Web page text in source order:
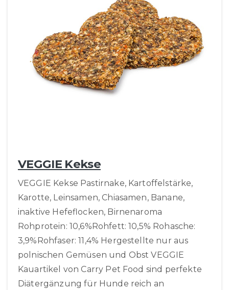
VEGGIE Kekse
VEGGIE Kekse Pastirnake, Kartoffelstärke,
Karotte, Leinsamen, Chiasamen, Banane,
inaktive Hefeflocken, Birnenaroma
Rohprotein: 10,6%Rohfett: 10,5% Rohasche:
3,9%Rohfaser: 11,4% Hergestellte nur aus
polnischen Gemüsen und Obst VEGGIE
Kauartikel von Carry Pet Food sind perfekte
Diätergänzung für Hunde reich an